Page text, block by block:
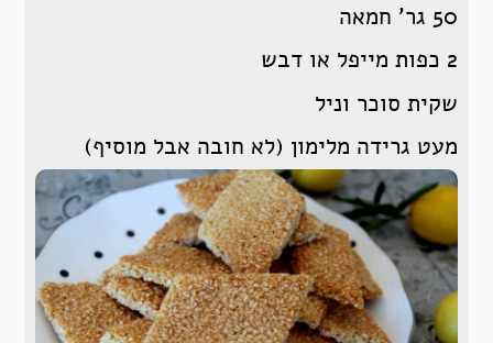
50 גר’ חמאה
2 כפות מייפל או דבש
שקית סוכר וניל
מעט גרידה מלימון (לא חובה אבל מוסיף)